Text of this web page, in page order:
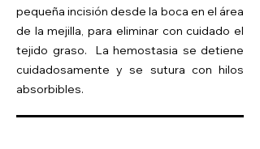
pequeña incisión desde la boca en el área
de la mejilla, para eliminar con cuidado el
tejido graso. La hemostasia se detiene
cuidadosamente y se sutura con hilos
absorbibles.